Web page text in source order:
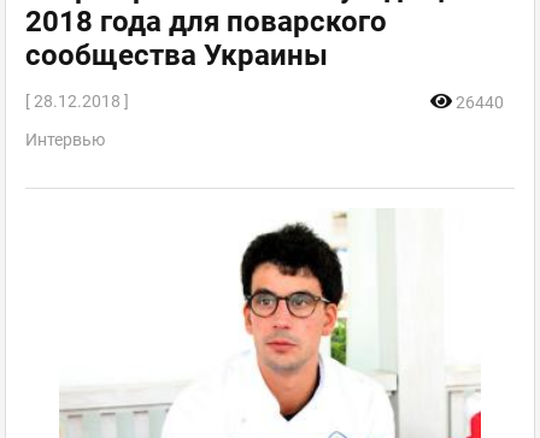
2018 года для поварского
сообщества Украины
[ 28.12.2018 ]
26440
Интервью